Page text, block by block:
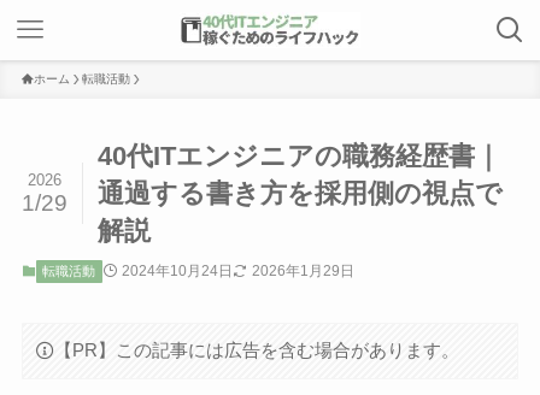
ホーム 転職活動
40代ITエンジニアの職務経歴書｜
通過する書き方を採用側の視点で
解説
2026
1/29
転職活動 2024年10月24日 2026年1月29日
【PR】この記事には広告を含む場合があります。